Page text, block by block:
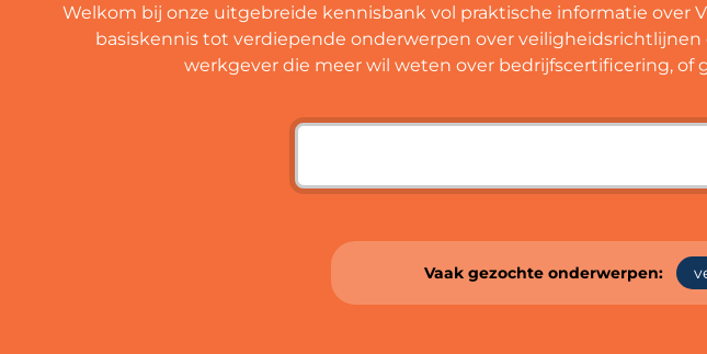
Welkom bij onze uitgebreide kennisbank vol praktische informatie over
basiskennis tot verdiepende onderwerpen over
werkgever die meer wil weten over bedrijfscertificering,
Vaak gezochte onderwerpen: